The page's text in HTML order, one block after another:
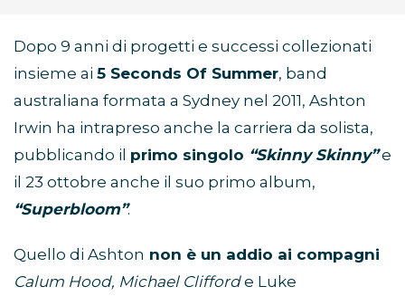
Dopo 9 anni di progetti e successi collezionati
insieme ai 5 Seconds Of Summer, band
australiana formata a Sydney nel 2011, Ashton
Irwin ha intrapreso anche la carriera da solista,
pubblicando il primo singolo “Skinny Skinny” e
il 23 ottobre anche il suo primo album,
“Superbloom”.
Quello di Ashton non è un addio ai compagni
Calum Hood, Michael Clifforde Luke